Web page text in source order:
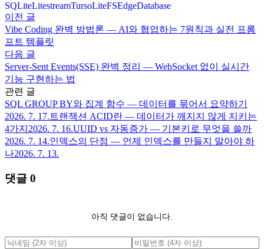
SQLiteLitestreamTursoLiteFSEdgeDatabase
이전 글
Vibe Coding 완벽 방법론 — AI와 협업하는 7원칙과 실전 프롬
프트 템플릿
다음 글
Server-Sent Events(SSE) 완벽 정리 — WebSocket 없이 실시간
기능 구현하는 법
관련 글
SQL GROUP BY와 집계 함수 — 데이터를 묶어서 요약하기
2026. 7. 17. 트랜잭션 ACID란 — 데이터가 깨지지 않게 지키는
4가지 2026. 7. 16.UUID vs 자동증가 — 기본키로 무엇을 쓸까
2026. 7. 14.인덱스의 단점 — 언제 인덱스를 만들지 말아야 하
나2026. 7. 13.
댓글 0
아직 댓글이 없습니다.